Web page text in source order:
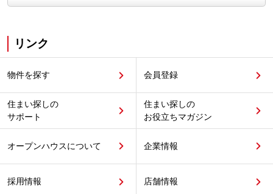
リンク
物件を探す 会員登録
住まい探しの
サポート
住まい探しの
お役立ちマガジン
オープンハウスについて 企業情報
採用情報 店舗情報